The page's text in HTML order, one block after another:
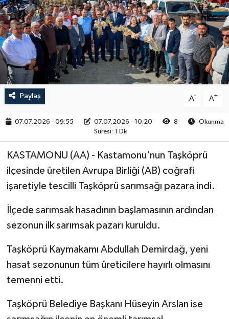
Paylaş A- A+
07.07.2026 - 09:55 07.07.2026 - 10:20 8
Okunma
Süresi: 1 Dk
KASTAMONU (AA) - Kastamonu'nun Taşköprü
ilçesinde üretilen Avrupa Birliği (AB) coğrafi
işaretiyle tescilli Taşköprü sarımsağı pazara indi.
İlçede sarımsak hasadının başlamasının ardından
sezonun ilk sarımsak pazarı kuruldu.
Taşköprü Kaymakamı Abdullah Demirdağ, yeni
hasat sezonunun tüm üreticilere hayırlı olmasını
temenni etti.
Taşköprü Belediye Başkanı Hüseyin Arslan ise
RESMİ İLAN